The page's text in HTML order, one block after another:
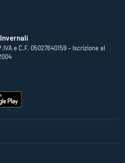
e C.F. 05027640159 – Iscrizione al